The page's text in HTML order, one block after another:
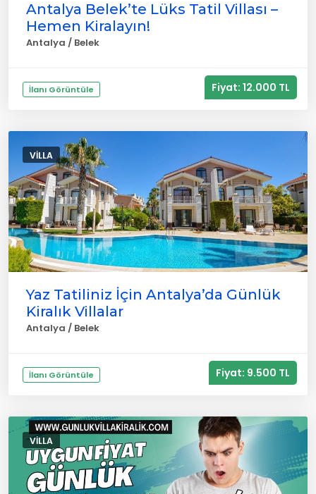
Antalya Belek’te Lüks Tatil Villası –
Hemen Kiralayın!
Antalya / Belek
İlanı Görüntüle Fiyat: 12.000 TL
VILLA
Yaz Tatiliniz İçin Antalya’da Günlük
Kiralık Villalar
Antalya / Belek
İlanı Görüntüle Fiyat: 9.500 TL
VILLA